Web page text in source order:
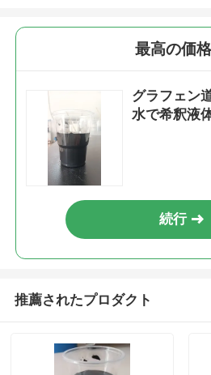
最高の価
グラフェン
水で希釈液
続行
推薦されたプロダクト